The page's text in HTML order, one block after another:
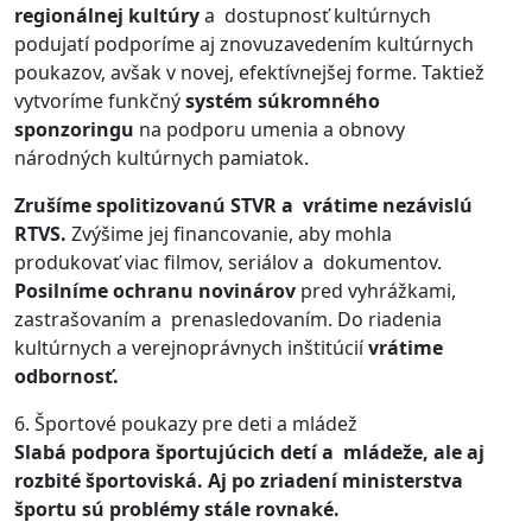
regionálnej kultúrya dostupnosť kultúrnych
podujatí podporíme aj znovuzavedením kultúrnych
poukazov, avšak v novej, efektívnejšej forme. Taktiež
vytvoríme funkčnýsystém súkromného
sponzoringu na podporu umenia a obnovy
národných kultúrnych pamiatok.
Zrušíme spolitizovanú STVR a vrátime nezávislú
RTVS. Zvýšime jej financovanie, aby mohla
produkovať viac filmov, seriálov a dokumentov.
Posilníme ochranu novinárov pred vyhrážkami,
zastrašovaním a prenasledovaním. Do riadenia
kultúrnych a verejnoprávnych inštitúciívrátime
odbornosť.
6. Športové poukazy pre deti a mládež
Slabá podpora športujúcich detí a mládeže, ale aj
rozbité športoviská. Aj po zriadení ministerstva
športu sú problémy stále rovnaké.